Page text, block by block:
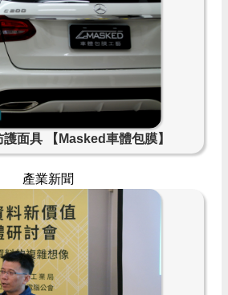
面具 【Masked車體包膜】
產業新聞